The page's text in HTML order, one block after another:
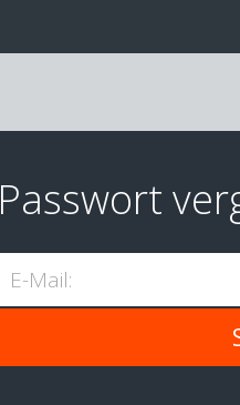
Passwort
E-Mail: